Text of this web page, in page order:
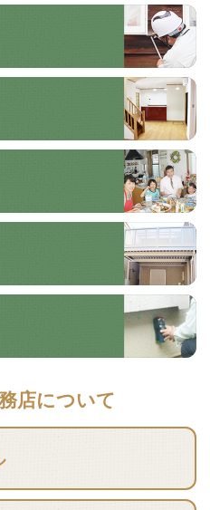
店について